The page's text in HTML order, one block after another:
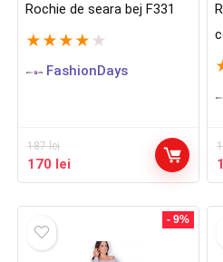
Rochie de seara bej F331
★ ★ ★ ★ ★
FashionDays
187lei
Prețul
inițial
187 lei.
170 lei
curent
- 9%